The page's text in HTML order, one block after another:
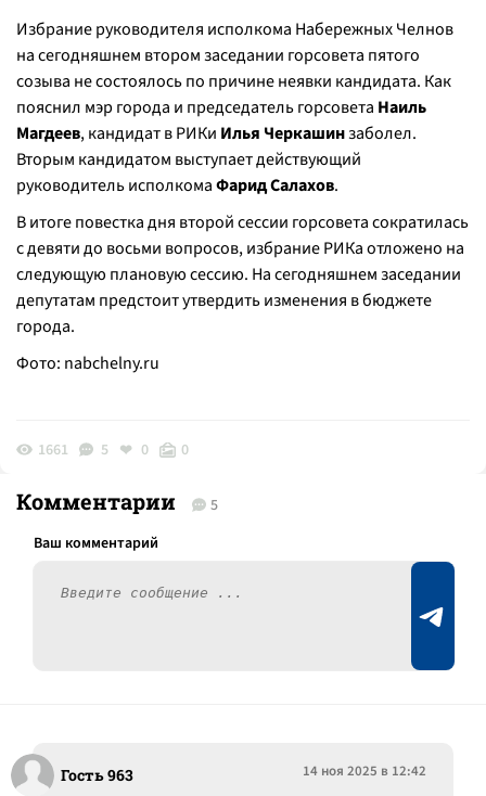
Избрание руководителя исполкома Набережных Челнов
на сегодняшнем втором заседании горсовета пятого
созыва не состоялось по причине неявки кандидата. Как
пояснил мэр города и председатель горсовета Наиль
Магдеев, кандидат в РИКи Илья Черкашинзаболел.
Вторым кандидатом выступает действующий
руководитель исполкомаФарид Салахов.
В итоге повестка дня второй сессии горсовета сократилась
с девяти до восьми вопросов, избрание РИКа отложено на
следующую плановую сессию. На сегодняшнем заседании
депутатам предстоит утвердить изменения в бюджете
города.
Фото: nabchelny.ru
1661 5 0 0
Комментарии 5
Гость 963 14 ноя 2025 в 12:42